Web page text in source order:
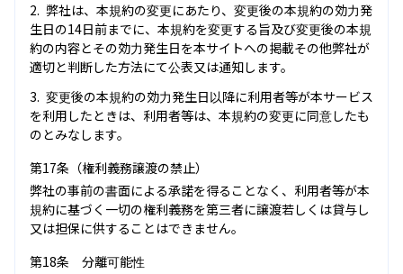
弊社は、本規約の変更にあたり、変更後の本規約の効力発
生日の14日前までに、本規約を変更する旨及び変更後の本規
約の内容とその効力発生日を本サイトへの掲載その他弊社が
適切と判断した方法にて公表又は通知します。
変更後の本規約の効力発生日以降に利用者等が本サービス
を利用したときは、利用者等は、本規約の変更に同意したも
のとみなします。
第17条（権利義務譲渡の禁止）
弊社の事前の書面による承諾を得ることなく、利用者等が本
規約に基づく一切の権利義務を第三者に譲渡若しくは貸与し
又は担保に供することはできません。
第18条 分離可能性